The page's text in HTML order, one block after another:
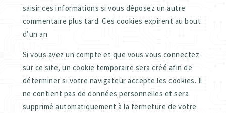
saisir ces informations si vous déposez un autre
commentaire plus tard. Ces cookies expirent au bout
d’un an.
Si vous avez un compte et que vous vous connectez
sur ce site, un cookie temporaire sera créé afin de
déterminer si votre navigateur accepte les cookies. Il
ne contient pas de données personnelles et sera
supprimé automatiquement à la fermeture de votre